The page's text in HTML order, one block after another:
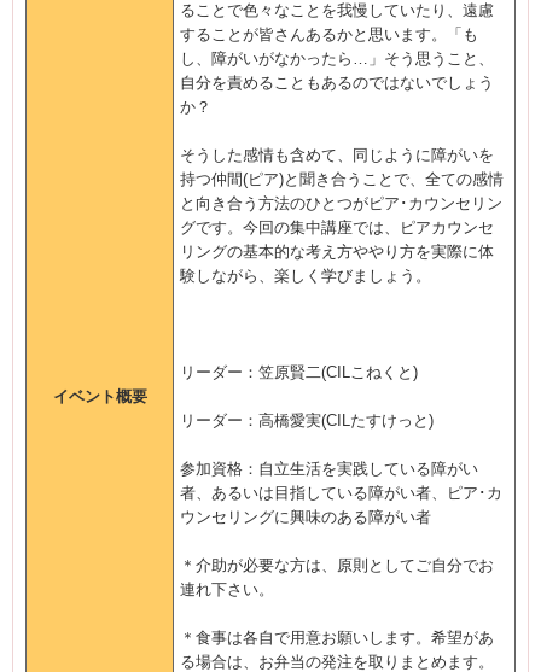
イベント概要
ることで色々なことを我慢していたり、遠慮
することが皆さんあるかと思います。「も
し、障がいがなかったら…」そう思うこと、
自分を責めることもあるのではないでしょう
か？
そうした感情も含めて、同じように障がいを
持つ仲間(ピア)と聞き合うことで、全ての感情
と向き合う方法のひとつがピア･カウンセリン
グです。今回の集中講座では、ピアカウンセ
リングの基本的な考え方ややり方を実際に体
験しながら、楽しく学びましょう。
リーダー：笠原賢二(CILこねくと)
リーダー：高橋愛実(CILたすけっと)
参加資格：自立生活を実践している障がい
者、あるいは目指している障がい者、ピア･カ
ウンセリングに興味のある障がい者
＊介助が必要な方は、原則としてご自分でお
連れ下さい。
＊食事は各自で用意お願いします。希望があ
る場合は、お弁当の発注を取りまとめます。